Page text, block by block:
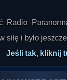
Radio
siłę i było
Jeśli tak, kliknij